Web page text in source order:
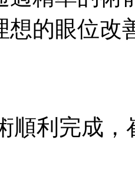
想的眼位改
順利完成